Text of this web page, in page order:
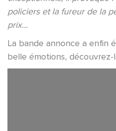
policiers et la fureur de la
prix...
La bande annonce a enfin
belle émotions, découvrez-